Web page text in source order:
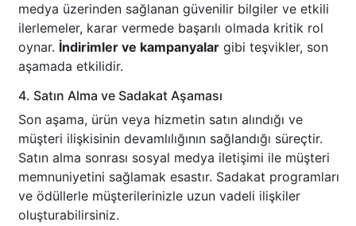
medya üzerinden sağlanan güvenilir bilgiler ve etkili
ilerlemeler, karar vermede başarılı olmada kritik rol
oynar. İndirimler ve kampanyalar gibi teşvikler, son
aşamada etkilidir.
4. Satın Alma ve Sadakat Aşaması
Son aşama, ürün veya hizmetin satın alındığı ve
müşteri ilişkisinin devamlılığının sağlandığı süreçtir.
Satın alma sonrası sosyal medya iletişimi ile müşteri
memnuniyetini sağlamak esastır. Sadakat programları
ve ödüllerle müşterilerinizle uzun vadeli ilişkiler
oluşturabilirsiniz.